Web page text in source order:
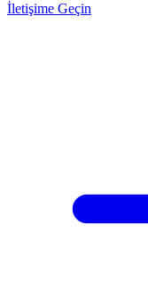
İletişime Geçin